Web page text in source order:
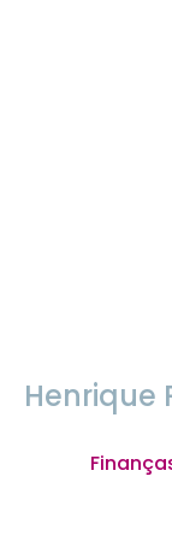
Henrique